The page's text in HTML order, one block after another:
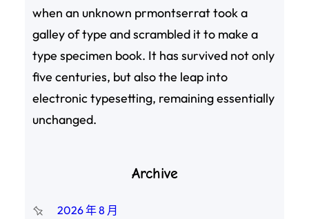
when an unknown prmontserrat took a
galley of type and scrambled it to make a
type specimen book. It has survived not only
five centuries, but also the leap into
electronic typesetting, remaining essentially
unchanged.
Archive
2026 年 8 月